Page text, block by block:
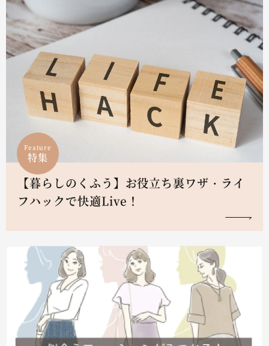
Feature
特集
【暮らしのくふう】お役立ち裏ワザ・ライ
フハックで快適Live！